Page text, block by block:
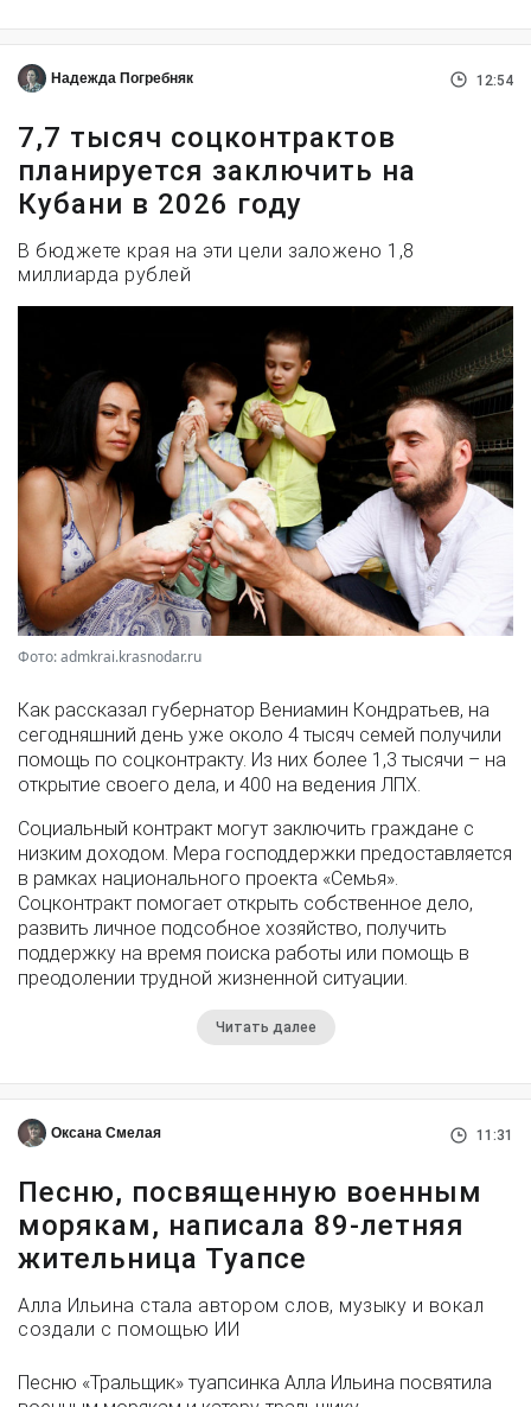
Надежда Погребняк 12:54
7,7 тысяч соцконтрактов
планируется заключить на
Кубани в 2026 году
В бюджете края на эти цели заложено 1,8
миллиарда рублей
Фото: admkrai.krasnodar.ru
Как рассказал губернатор Вениамин Кондратьев, на
сегодняшний день уже около 4 тысяч семей получили
помощь по соцконтракту. Из них более 1,3 тысячи – на
открытие своего дела, и 400 на ведения ЛПХ.
Социальный контракт могут заключить граждане с
низким доходом. Мера господдержки предоставляется
в рамках национального проекта «Семья».
Соцконтракт помогает открыть собственное дело,
развить личное подсобное хозяйство, получить
поддержку на время поиска работы или помощь в
преодолении трудной жизненной ситуации.
Читать далее
Оксана Смелая 11:31
Песню, посвященную военным
морякам, написала 89-летняя
жительница Туапсе
Алла Ильина стала автором слов, музыку и вокал
создали с помощью ИИ
Песню «Тральщик» туапсинка Алла Ильина посвятила